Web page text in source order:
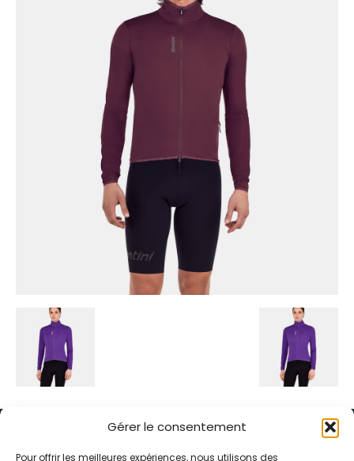
Gérer le consentement
Pour offrir les meilleures expériences, nous utilisons des